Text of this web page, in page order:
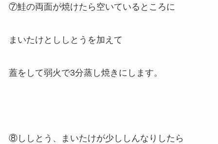
⑦鮭の両面が焼けたら空いているところに
まいたけとししとうを加えて
蓋をして弱火で3分蒸し焼きにします。
⑧ししとう、まいたけが少ししんなりしたら